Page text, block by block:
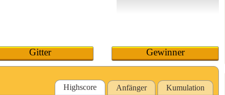
Gitter Gewinner
Highscore Anfänger Kumulation